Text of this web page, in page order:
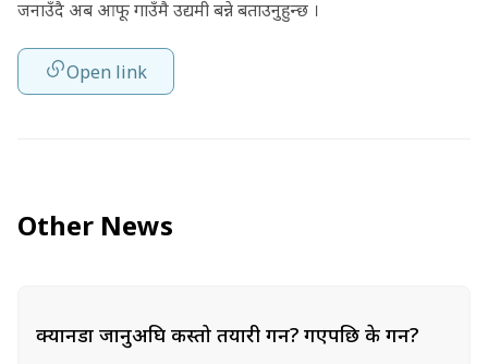
जनाउँदै अब आफू गाउँमै उद्यमी बन्ने बताउनुहुन्छ ।
Open link
Other News
क्यानडा जानुअघि कस्तो तयारी गर्ने? गएपछि के गर्ने?